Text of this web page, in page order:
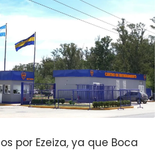
por Ezeiza, ya que Boca